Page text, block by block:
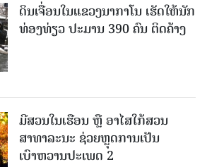
ດິນເຈື່ອນໃນແຂວງນາກາໂນ ເຮັດໃຫ້ນັກ
ທ່ອງທ່ຽວ ປະມານ 390 ຄົນ ຕິດຄ້າງ
ມີສວນໃນເຮືອນ ຫຼື ອາໄສໃກ້ສວນ
ສາທາລະນະ ຊ່ວຍຫຼຸດການເປັນ
ເບົາຫວານປະເພດ 2